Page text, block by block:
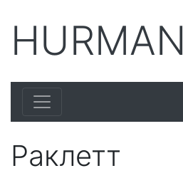
HURMAN
Раклетт